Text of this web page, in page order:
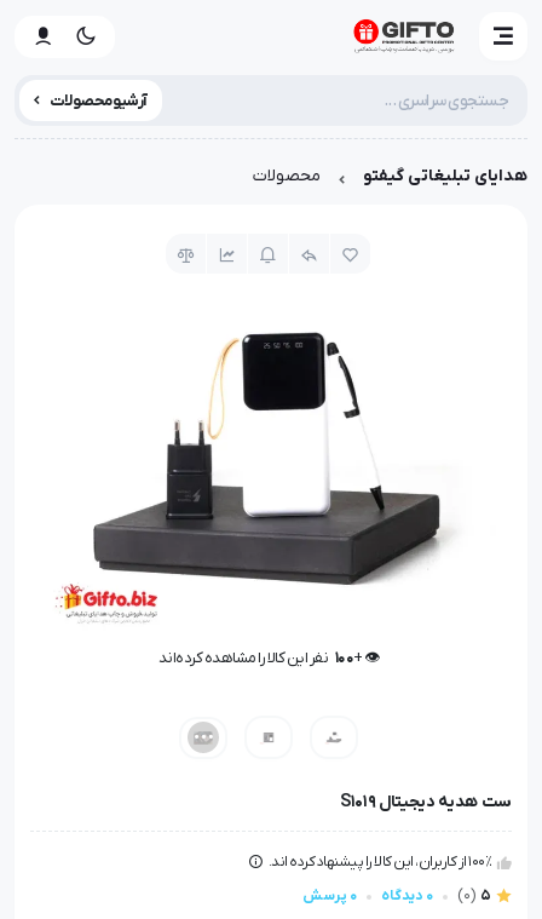
آرشیو محصولات
هدایای تبلیغاتی گیفتو محصولات
👁️ +
100 نفر این کالا را مشاهده کرده‌اند
ست هدیه دیجیتال S1019
100٪ از کاربران، این کالا را پیشنهاد کرده اند.
5
(0) 0 دیدگاه 0 پرسش